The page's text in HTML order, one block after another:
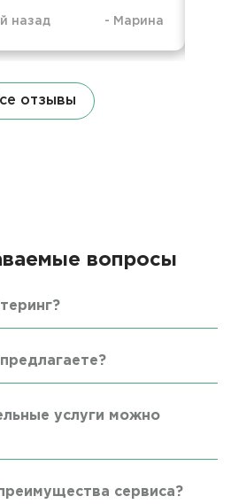
назад - Марина
отзывы
вопросы
услуги можно
сервиса?